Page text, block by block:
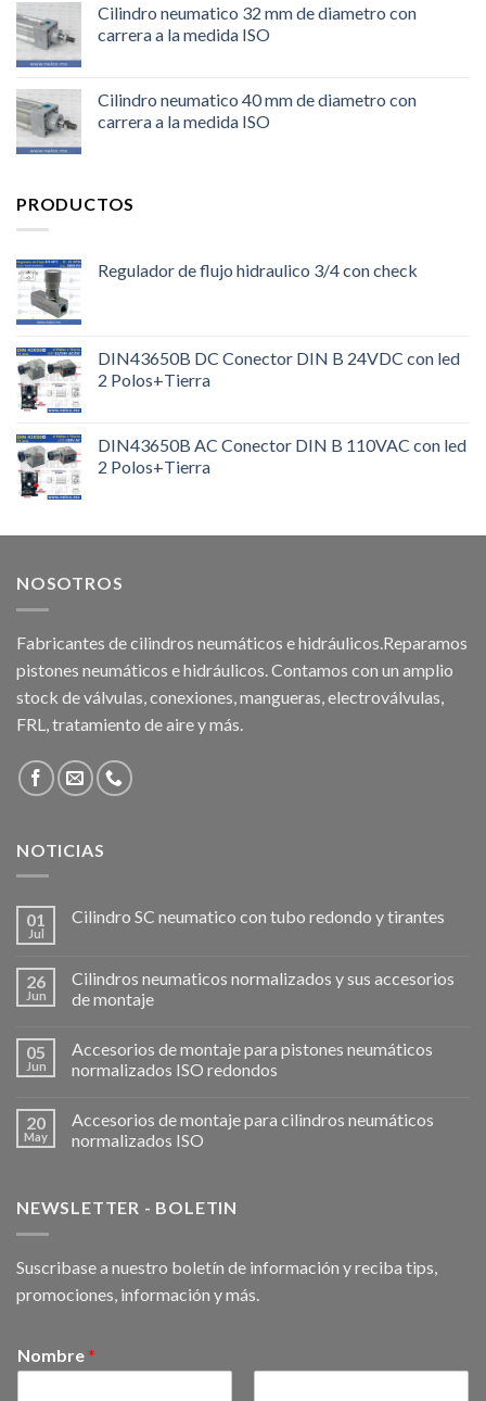
Cilindro neumatico 32 mm de diametro con
carrera a la medida ISO
Cilindro neumatico 40 mm de diametro con
carrera a la medida ISO
PRODUCTOS
Regulador de flujo hidraulico 3/4 con check
DIN43650B DC Conector DIN B 24VDC con led
2 Polos+Tierra
DIN43650B AC Conector DIN B 110VAC con led
2 Polos+Tierra
NOSOTROS
Fabricantes de cilindros neumáticos e hidráulicos.Reparamos
pistones neumáticos e hidráulicos. Contamos con un amplio
stock de válvulas, conexiones, mangueras, electroválvulas,
FRL, tratamiento de aire y más.
NOTICIAS
01
Jul
Cilindro SC neumatico con tubo redondo y tirantes
26
Jun
Cilindros neumaticos normalizados y sus accesorios
de montaje
05
Jun
Accesorios de montaje para pistones neumáticos
normalizados ISO redondos
20
May
Accesorios de montaje para cilindros neumáticos
normalizados ISO
NEWSLETTER - BOLETIN
Suscribase a nuestro boletín de información y reciba tips,
promociones, información y más.
Nombre *